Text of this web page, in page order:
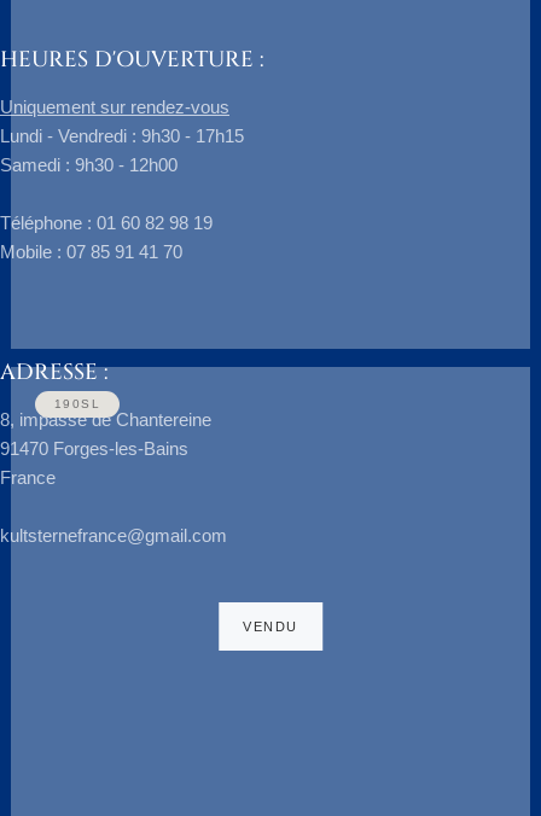
Marque : Mercedes Modèle :…
190SL
HEURES D'OUVERTURE :
Uniquement sur rendez-vous
Lundi - Vendredi : 9h30 - 17h15
Samedi : 9h30 - 12h00
​Téléphone : 01 60 82 98 19
Mobile : 07 85 91 41 70
ADRESSE :
8, impasse de Chantereine
91470 Forges-les-Bains
France
kultsternefrance@gmail.com